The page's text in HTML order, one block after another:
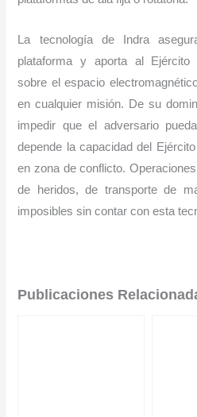
La tecnología de Indra
plataforma y aporta al Ejército
sobre el espacio
en cualquier misión. De su
impedir que el adversario
depende la capacidad del
en zona de conflicto.
de heridos, de transporte de
imposibles sin contar con esta
Publicaciones